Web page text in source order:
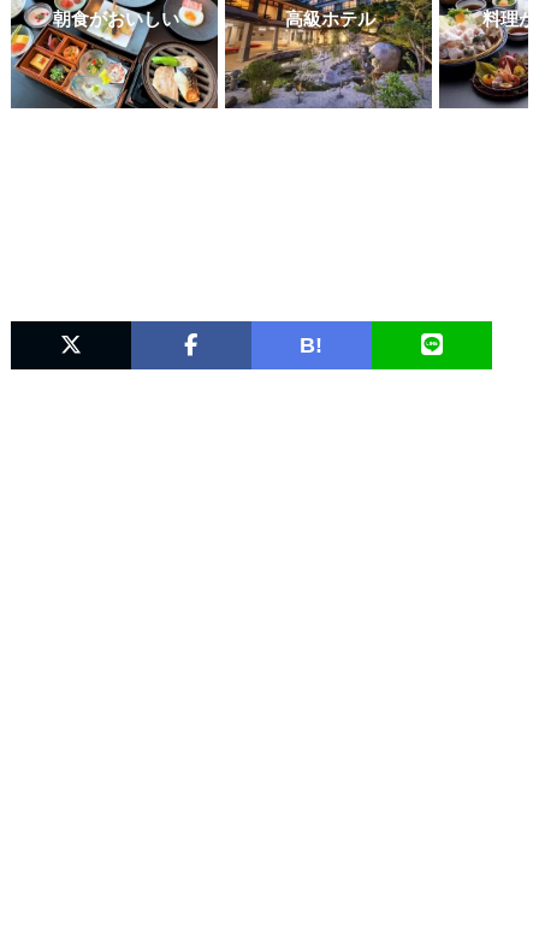
朝食がおいしい 高級ホテル 料理
B!